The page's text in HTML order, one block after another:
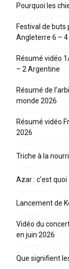
Pourquoi les
Festival de buts
Angleterre 6 – 4
Résumé vidéo
– 2 Argentine
Résumé de
monde 2026
Résumé vidéo
2026
Triche à la
Azar : c’est
Lancement de
Vidéo du
en juin 2026
Que signifient